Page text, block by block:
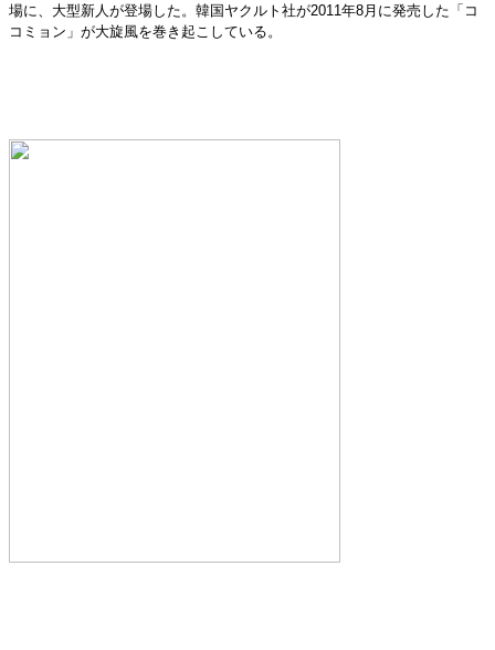
場に、大型新人が登場した。韓国ヤクルト社が2011年8月に発売した「コ
コミョン」が大旋風を巻き起こしている。